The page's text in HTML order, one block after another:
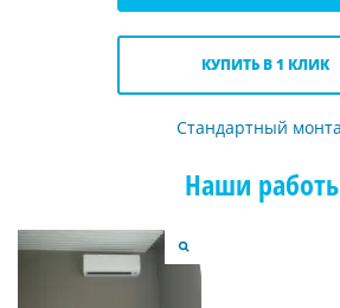
КУПИТЬ В 1 КЛИК
Стандартный
Наши